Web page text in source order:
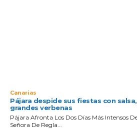
Canarias
Pájara despide sus fiestas con
grandes verbenas
Pájara Afronta Los Dos Días Más Intensos
Señora De Regla...